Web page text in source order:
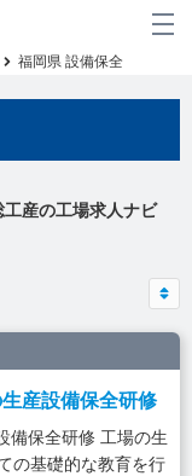
福岡県 設備保全
産の工場求人ナビ
産設備保全研修
備保全研修 工場の生
の基礎的な教育を行